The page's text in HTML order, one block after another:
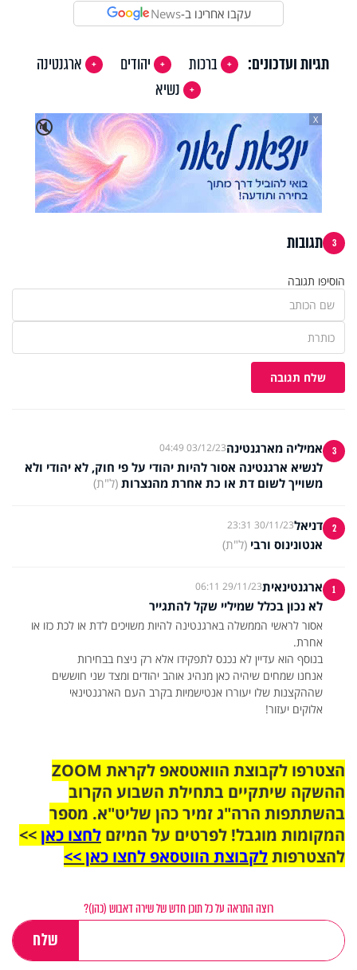
עקבו אחרינו ב-News
תגיות ועדכונים: ברכות יהודים
ארגנטינה
נשיא
🔇
X
3 תגובות
הוסיפו תגובה
שלח תגובה
3 אמיליה מארגנטינה03/12/23 04:49
לנשיא ארגנטינה אסור להיות יהודי על פי חוק, לא יהודי ולא
משוייך לשום דת או כת אחרת מהנצרות (ל"ת)
2 דניאל30/11/23 23:31
אנטונינוס ורבי (ל"ת)
1 ארגנטינאית29/11/23 06:11
לא נכון בכלל שמיליי שקל להתגייר
אסור לראשי הממשלה בארגנטינה להיות משויכים לדת או לכת כזו או
אנחנו שמחים שיהיה כאן מנהיג אוהב יהודים ומצד שני חוששים
אלוקים יעזור!
הצטרפו לקבוצת הוואטסאפ לקראת ZOOM
ההשקה שיתקיים בתחילת השבוע הקרוב
בהשתתפות הרה"ג זמיר כהן שליט"א. מספר
המקומות מוגבל! לפרטים על המיזם לחצו כאן>>
להצטרפותלקבוצת הווטסאפ לחצו כאן >>
רוצה התראה על כל תוכן חדש של שירה דאבוש (כהן)?